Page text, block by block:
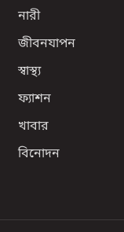
নারী
জীবনযাপন
স্বাস্থ্য
ফ্যাশন
খাবার
বিনোদন